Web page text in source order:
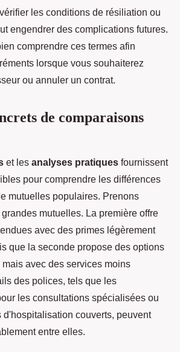
les conditions de résiliation ou
engendrer des complications futures.
comprendre ces termes afin
lorsque vous souhaiterez
ou annuler un contrat.
de comparaisons
et les analyses pratiques fournissent
pour comprendre les différences
mutuelles populaires. Prenons
mutuelles. La première offre
avec des primes légèrement
que la seconde propose des options
avec des services moins
des polices, tels que les
les consultations spécialisées ou
d'hospitalisation couverts, peuvent
entre elles.